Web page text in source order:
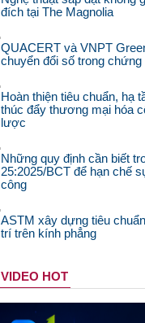
đích tại The Magnolia
QUACERT và VNPT
chuyển đổi số trong chứng
Hoàn thiện tiêu chuẩn, hạ
thúc đẩy thương mại hóa
lược
Những quy định cần biết
25:2025/BCT để hạn chế
công
ASTM xây dựng tiêu
trí trên kính phẳng
VIDEO HOT